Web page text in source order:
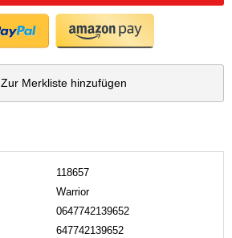
Zur Merkliste hinzufügen
118657
Warrior
0647742139652
647742139652